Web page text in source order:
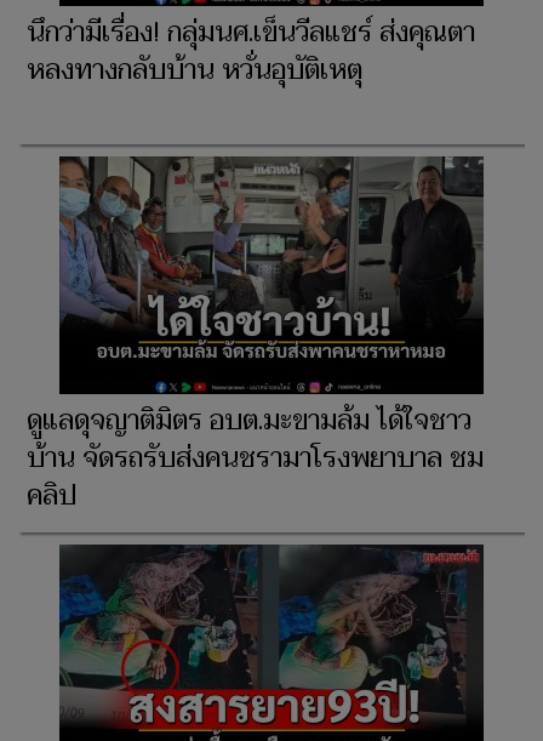
นึกว่ามีเรื่อง! กลุ่มนศ.เข็นวีลแชร์ ส่งคุณตา
หลงทางกลับบ้าน หวั่นอุบัติเหตุ
ดูแลดุจญาติมิตร อบต.มะขามล้ม ได้ใจชาว
บ้าน จัดรถรับส่งคนชรามาโรงพยาบาล ชม
คลิป